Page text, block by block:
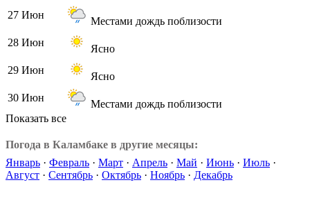
27 Июн
Местами дождь поблизости
28 Июн
Ясно
29 Июн
Ясно
30 Июн
Местами дождь поблизости
Показать все
Погода в Каламбаке в другие месяцы:
Январь · Февраль · Март · Апрель · Май · Июнь · Июль ·
Август · Сентябрь · Октябрь · Ноябрь · Декабрь